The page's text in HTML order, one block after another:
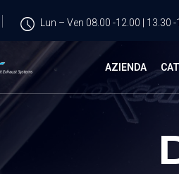
Lun – Ven 08.00 -12.00 | 13.30 -
AZIENDA